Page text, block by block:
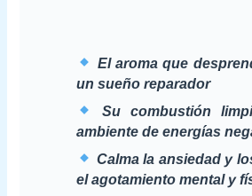
El aroma que
un sueño reparador
Su combustión
ambiente de energías
Calma la ansiedad y
el agotamiento mental y